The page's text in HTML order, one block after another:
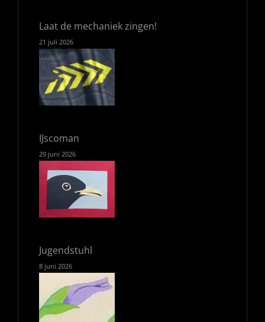
Laat de mechaniek zingen!
21 juli 2026
IJscoman
29 juni 2026
Jugendstuhl
8 juni 2026